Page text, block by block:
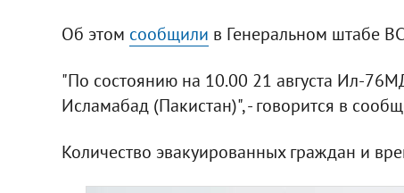
Об этом сообщили в Генеральном штабе
"По состоянию на 10.00 21 августа Ил-
Исламабад (Пакистан)", - говорится в
Количество эвакуированных граждан и